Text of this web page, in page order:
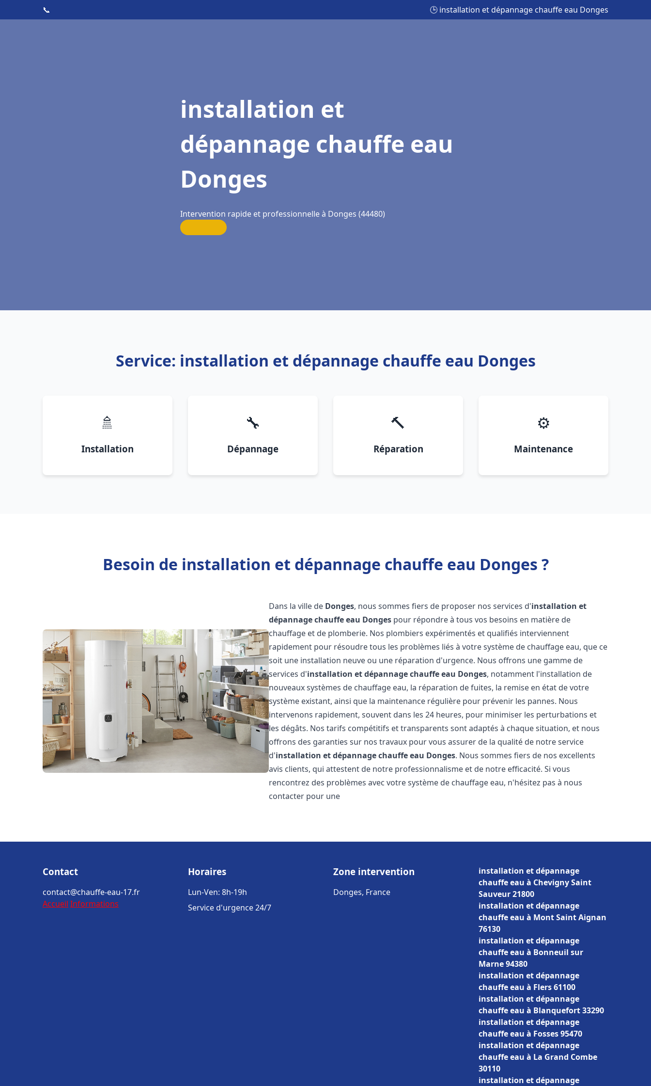
📞 🕒 installation et dépannage chauffe eau Donges
installation et
dépannage chauffe eau
Donges
Intervention rapide et professionnelle à Donges (44480)
Service: installation et dépannage chauffe eau Donges
🚿
Installation
🔧
Dépannage
🔨
Réparation
⚙️
Maintenance
Besoin de installation et dépannage chauffe eau Donges ?
Dans la ville de Donges, nous sommes fiers de proposer nos services d'installation et
dépannage chauffe eau Donges pour répondre à tous vos besoins en matière de
chauffage et de plomberie. Nos plombiers expérimentés et qualifiés interviennent
rapidement pour résoudre tous les problèmes liés à votre système de chauffage eau, que ce
soit une installation neuve ou une réparation d'urgence. Nous offrons une gamme de
services d'installation et dépannage chauffe eau Donges, notamment l'installation de
nouveaux systèmes de chauffage eau, la réparation de fuites, la remise en état de votre
système existant, ainsi que la maintenance régulière pour prévenir les pannes. Nous
intervenons rapidement, souvent dans les 24 heures, pour minimiser les perturbations et
les dégâts. Nos tarifs compétitifs et transparents sont adaptés à chaque situation, et nous
offrons des garanties sur nos travaux pour vous assurer de la qualité de notre service
d'installation et dépannage chauffe eau Donges. Nous sommes fiers de nos excellents
avis clients, qui attestent de notre professionnalisme et de notre efficacité. Si vous
rencontrez des problèmes avec votre système de chauffage eau, n'hésitez pas à nous
contacter pour une
Contact
contact@chauffe-eau-17.fr
Accueil Informations
Horaires
Lun-Ven: 8h-19h
Service d'urgence 24/7
Zone intervention
Donges, France
installation et dépannage
chauffe eau à Chevigny Saint
Sauveur 21800
installation et dépannage
chauffe eau à Mont Saint Aignan
76130
installation et dépannage
chauffe eau à Bonneuil sur
Marne 94380
installation et dépannage
chauffe eau à Flers 61100
installation et dépannage
chauffe eau à Blanquefort 33290
installation et dépannage
chauffe eau à Fosses 95470
installation et dépannage
chauffe eau à La Grand Combe
30110
installation et dépannage